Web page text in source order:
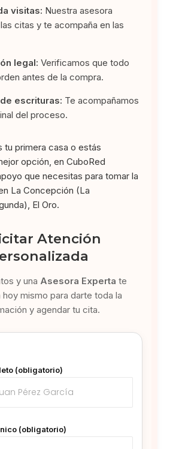
visitas: Nuestra asesora
citas y te acompaña en las
legal: Verificamos que todo
antes de la compra.
escrituras: Te acompañamos
del proceso.
tu primera casa o estás
opción, en CuboRed
que necesitas para tomar la
La Concepción (La
El Oro.
Atención
y una Asesora Experta te
mismo para darte toda la
y agendar tu cita.
(obligatorio)
(obligatorio)